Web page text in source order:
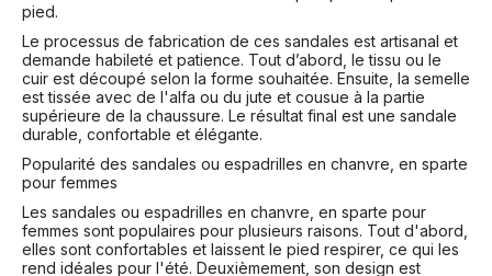
pied.
Le processus de fabrication de ces sandales est artisanal et
demande habileté et patience. Tout d’abord, le tissu ou le
cuir est découpé selon la forme souhaitée. Ensuite, la semelle
est tissée avec de l'alfa ou du jute et cousue à la partie
supérieure de la chaussure. Le résultat final est une sandale
durable, confortable et élégante.
Popularité des sandales ou espadrilles en chanvre, en sparte
pour femmes
Les sandales ou espadrilles en chanvre, en sparte pour
femmes sont populaires pour plusieurs raisons. Tout d'abord,
elles sont confortables et laissent le pied respirer, ce qui les
rend idéales pour l'été. Deuxièmement, son design est